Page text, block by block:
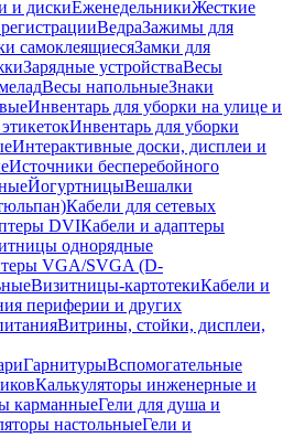
и дискиЕженедельникиЖесткие
ВедраЗажимы для
самоклеящиесяЗамки для
Зарядные устройстваВесы
Весы напольныеЗнаки
Инвентарь для уборки на улице и
Инвентарь для уборки
Интерактивные доски, дисплеи и
Источники бесперебойного
ЙогуртницыВешалки
Кабели для сетевых
DVIКабели и адаптеры
однорядные
VGA/SVGA (D-
Визитницы-картотекиКабели и
периферии и других
Витрины, стойки, дисплеи,
ГарнитурыВспомогательные
Калькуляторы инженерные и
карманныеГели для душа и
настольныеГели и